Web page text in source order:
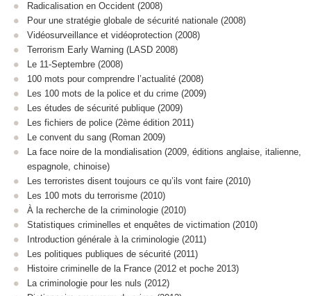
Radicalisation en Occident (2008)
Pour une stratégie globale de sécurité nationale (2008)
Vidéosurveillance et vidéoprotection (2008)
Terrorism Early Warning (LASD 2008)
Le 11-Septembre (2008)
100 mots pour comprendre l’actualité (2008)
Les 100 mots de la police et du crime (2009)
Les études de sécurité publique (2009)
Les fichiers de police (2ème édition 2011)
Le convent du sang (Roman 2009)
La face noire de la mondialisation (2009, éditions anglaise, italienne,
espagnole, chinoise)
Les terroristes disent toujours ce qu’ils vont faire (2010)
Les 100 mots du terrorisme (2010)
À la recherche de la criminologie (2010)
Statistiques criminelles et enquêtes de victimation (2010)
Introduction générale à la criminologie (2011)
Les politiques publiques de sécurité (2011)
Histoire criminelle de la France (2012 et poche 2013)
La criminologie pour les nuls (2012)